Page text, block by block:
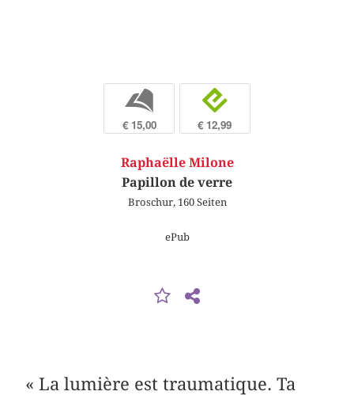
b
€ 15,00
e
€ 12,99
Raphaëlle Milone
Papillon de verre
Broschur, 160 Seiten
ePub
« La lumière est traumatique. Ta